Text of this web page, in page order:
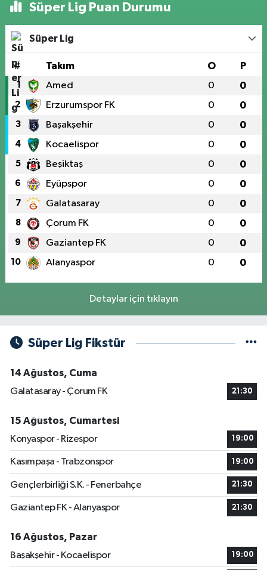
Süper Lig Puan Durumu
Süper Lig
# Takım O P
1 Amed 0 0
2 Erzurumspor FK 0 0
3 Başakşehir 0 0
4 Kocaelispor 0 0
5 Beşiktaş 0 0
6 Eyüpspor 0 0
7 Galatasaray 0 0
8 Çorum FK 0 0
9 Gaziantep FK 0 0
10 Alanyaspor 0 0
Detaylar için tıklayın
Süper Lig Fikstür
14 Ağustos, Cuma
Galatasaray - Çorum FK
21:30
15 Ağustos, Cumartesi
Konyaspor - Rizespor
19:00
Kasımpaşa - Trabzonspor 19:00
Gençlerbirliği S.K. - Fenerbahçe 21:30
Gaziantep FK - Alanyaspor 21:30
16 Ağustos, Pazar
Başakşehir - Kocaelispor
19:00